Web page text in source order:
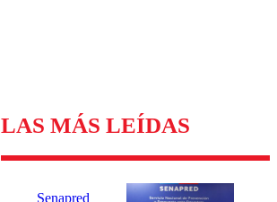
LAS MÁS LEÍDAS
Senapred